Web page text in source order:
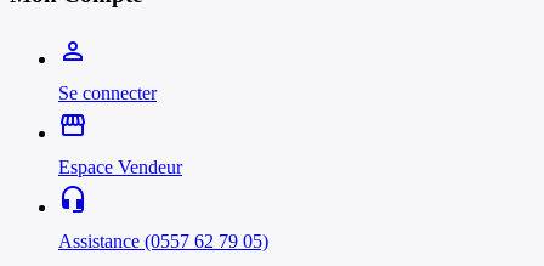
person_outline
Se connecter
storefront
Espace Vendeur
headset_mic
Assistance (0557 62 79 05)